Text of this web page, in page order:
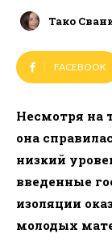
Тако
FACEBOOK
Несмотря на
она
низкий
введенные
изоляции
молодых